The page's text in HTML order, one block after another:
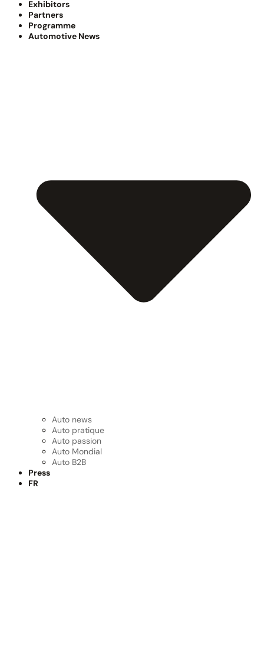
Exhibitors
Partners
Programme
Automotive News
Auto news
Auto pratique
Auto passion
Auto Mondial
Auto B2B
Press
FR